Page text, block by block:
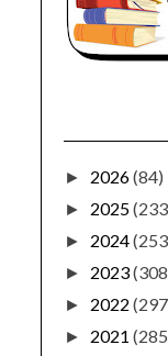
► 2026(84)
► 2025
► 2024
► 2023
► 2022
► 2021